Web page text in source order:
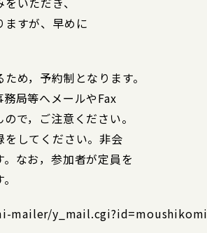
ますが、早めに
め，予約制となります。
局等へメールやFax
で，ご注意ください。
してください。非会
なお，参加者が定員を
y_mail.cgi?id=moushikomi